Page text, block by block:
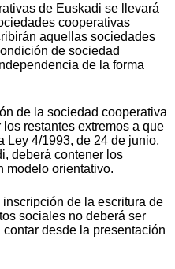
de Euskadi se llevará
cooperativas
aquellas sociedades
de sociedad
de la forma
de la sociedad cooperativa
restantes extremos a que
Ley 4/1993, de 24 de junio,
deberá contener los
modelo orientativo.
de la escritura de
sociales no deberá ser
desde la presentación